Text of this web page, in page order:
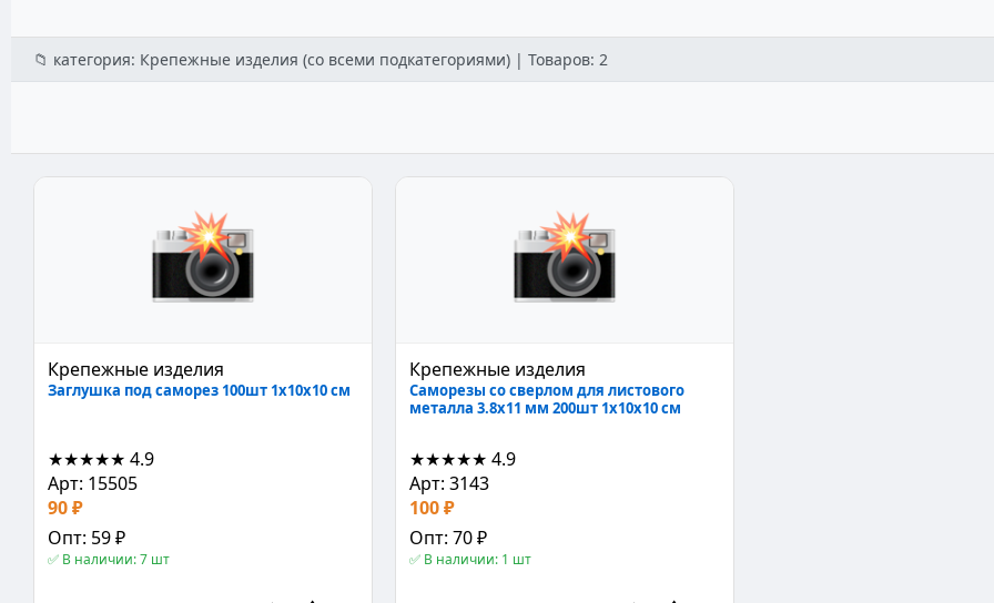
📁 категория: Крепежные изделия (со всеми подкатегориями) | Товаров: 2
Крепежные изделия
Заглушка под саморез 100шт 1x10x10 см
★★★★★ 4.9
Арт: 15505
90 ₽
Опт: 59 ₽
✅ В наличии: 7 шт
Крепежные изделия
Саморезы со сверлом для листового
металла 3.8x11 мм 200шт 1x10x10 см
★★★★★ 4.9
Арт: 3143
100 ₽
Опт: 70 ₽
✅ В наличии: 1 шт